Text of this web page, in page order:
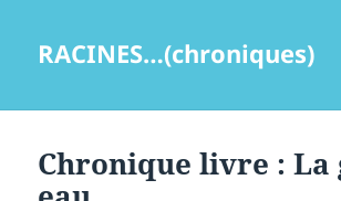
RACINES…(chroniques)
Chronique livre : La